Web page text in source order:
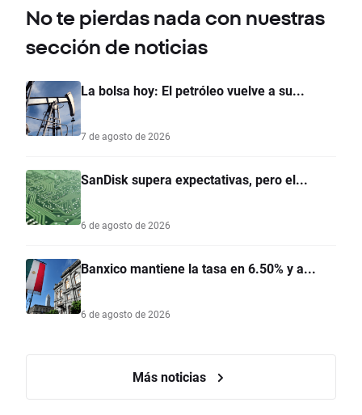
No te pierdas nada con nuestras
sección de noticias
La bolsa hoy: El petróleo vuelve a su...
7 de agosto de 2026
SanDisk supera expectativas, pero el...
6 de agosto de 2026
Banxico mantiene la tasa en 6.50% y a...
6 de agosto de 2026
Más noticias